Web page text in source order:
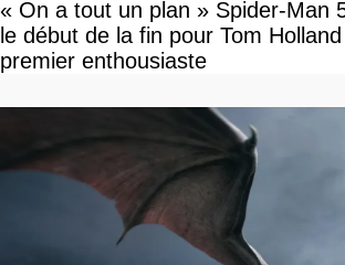
« On a tout un plan » Spider-Man
le début de la fin pour Tom Holland
premier enthousiaste